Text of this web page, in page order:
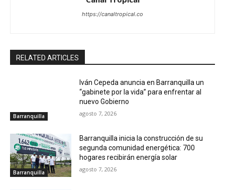
https://canaltropical.co
RELATED ARTICLES
Barranquilla
Iván Cepeda anuncia en Barranquilla un
“gabinete por la vida” para enfrentar al
nuevo Gobierno
agosto 7, 2026
Barranquilla
Barranquilla inicia la construcción de su
segunda comunidad energética: 700
hogares recibirán energía solar
agosto 7, 2026